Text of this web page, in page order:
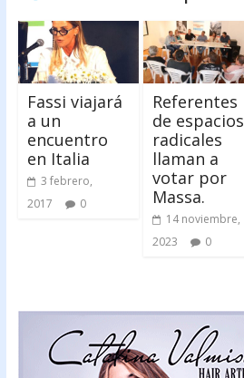
Fassi viajará
a un
encuentro
en Italia
3 febrero,
2017
0
Referentes
de espacios
radicales
llaman a
votar por
Massa.
14 noviembre,
2023
0